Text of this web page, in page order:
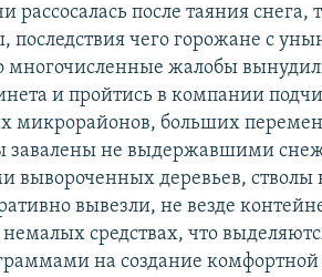
рассосалась после таяния снега,
последствия чего горожане с
многочисленные жалобы
и пройтись в компании
микрорайонов, больших
не выдержавшими
вывороченных деревьев, стволы
вывезли, не везде
средствах, что
на создание комфортной